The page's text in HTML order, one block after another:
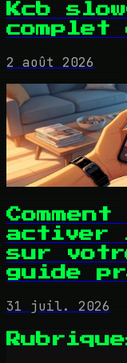
Kcb
2 août 2026
activer
sur
guide
31 juil. 2026